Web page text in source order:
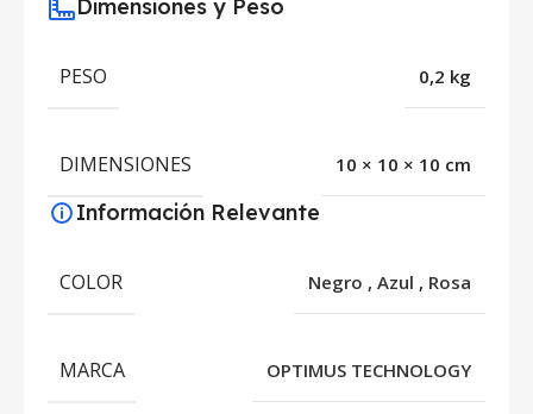
Dimensiones y Peso
PESO 0,2 kg
DIMENSIONES 10 × 10 × 10 cm
Información Relevante
COLOR Negro , Azul , Rosa
MARCA OPTIMUS TECHNOLOGY